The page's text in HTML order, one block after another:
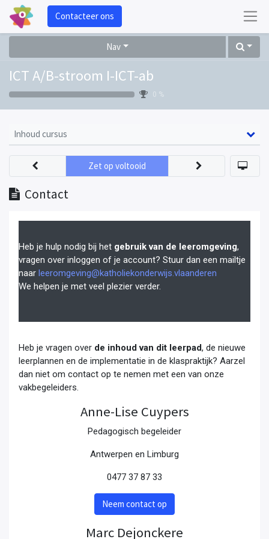
Contacteer ons
Nav
ICT A/B-stroom I-ICT-ab
0 %
Inhoud cursus
Contact
Zet op voltooid
Heb je hulp nodig bij het gebruik van de leeromgeving,
vragen over inloggen of je account? Stuur dan een mailtje
naar leeromgeving@katholiekonderwijs.vlaanderen
We helpen je met veel plezier verder.
Heb je vragen over de inhoud van dit leerpad, de nieuwe
leerplannen en de implementatie in de klaspraktijk? Aarzel
dan niet om contact op te nemen met een van onze
vakbegeleiders.
Anne-Lise Cuypers
Pedagogisch begeleider
Antwerpen en Limburg
0477 37 87 33
Neem contact op
Marc Dejonckere